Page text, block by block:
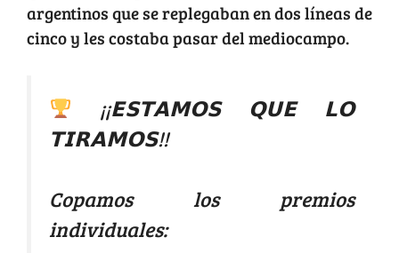
argentinos que se replegaban en dos líneas de
cinco y les costaba pasar del mediocampo.
¡¡𝗘𝗦𝗧𝗔𝗠𝗢𝗦 𝗤𝗨𝗘 𝗟𝗢
𝗧𝗜𝗥𝗔𝗠𝗢𝗦!!
Copamos los premios
individuales: